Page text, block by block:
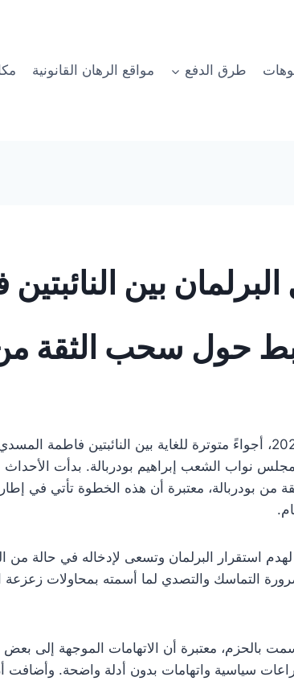
طرق الدفع مواقع الرهان القانونية
بين
حول سحب الثقة من
شهد البرلمان التونسي، مساء الجمعة 7 نوفمبر 2025، أجواءً متوترة للغاية بين
نواب الشعب إبراهيم بودربالة. بدأت الأحداث
من بودربالة، معتبرة أن هذه الخطوة تأتي في
استقرار البرلمان وتسعى لإدخاله في حالة من
التماسك والتصدي لما أسمته بمحاولات زعزعة
بالحزم، معتبرة أن الاتهامات الموجهة إلى بعض
سياسية واتهامات بدون أدلة واضحة. وأضافت